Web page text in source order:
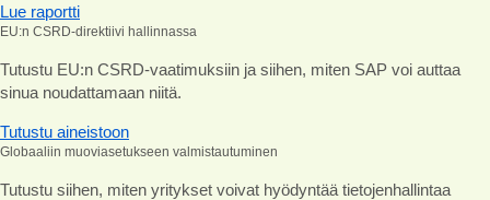
Lue raportti
EU:n CSRD-direktiivi hallinnassa
Tutustu EU:n CSRD-vaatimuksiin ja siihen, miten SAP voi auttaa
sinua noudattamaan niitä.
Tutustu aineistoon
Globaaliin muoviasetukseen valmistautuminen
Tutustu siihen, miten yritykset voivat hyödyntää tietojenhallintaa